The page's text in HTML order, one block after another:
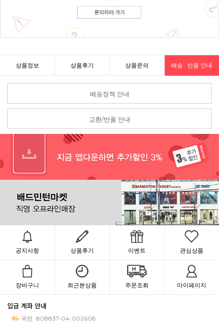
상품정보 상품후기 상품문의 배송 · 반품 안내
배송정책 안내
교환/반품 안내
공지사항 상품후기 이벤트 관심상품
장바구니 최근본상품 주문조회 마이페이지
입금 계좌 안내
국민 808837-04-002608